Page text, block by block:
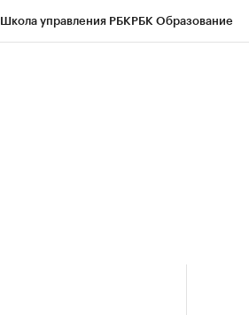
Школа управления РБКРБК Образование